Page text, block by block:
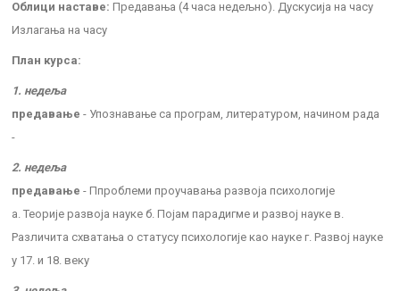
Облици наставе: Предавања (4 часа недељно). Дускусија на часу
Излагања на часу
План курса:
1. недеља
предавање - Упознавање са програм, литературом, начином рада
-
2. недеља
предавање - Ппроблеми проучавања развоја психологије
а. Теорије развоја науке б. Појам парадигме и развој науке в.
Различита схватања о статусу психологије као науке г. Развој науке
у 17. и 18. веку